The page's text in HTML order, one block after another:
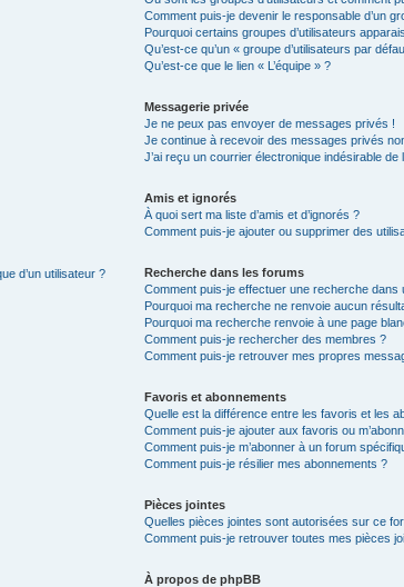
d’un utilisateur ?
Comment puis-je devenir le responsable d’un
Pourquoi certains groupes d’utilisateurs
Qu’est-ce qu’un « groupe d’utilisateurs par
Qu’est-ce que le lien « L’équipe » ?
Messagerie privée
Je ne peux pas envoyer de messages privés !
Je continue à recevoir des messages privés
J’ai reçu un courrier électronique indésirable de
Amis et ignorés
À quoi sert ma liste d’amis et d’ignorés ?
Comment puis-je ajouter ou supprimer des
Recherche dans les forums
Comment puis-je effectuer une recherche dans
Pourquoi ma recherche ne renvoie aucun
Pourquoi ma recherche renvoie à une page
Comment puis-je rechercher des membres ?
Comment puis-je retrouver mes propres
Favoris et abonnements
Quelle est la différence entre les favoris et les
Comment puis-je ajouter aux favoris ou
Comment puis-je m’abonner à un forum
Comment puis-je résilier mes abonnements ?
Pièces jointes
Quelles pièces jointes sont autorisées sur ce
Comment puis-je retrouver toutes mes pièces
À propos de phpBB